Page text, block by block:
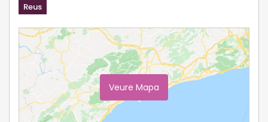
Reus
Veure Mapa